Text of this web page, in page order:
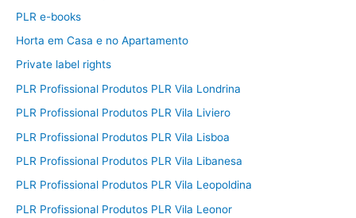
PLR e-books
Horta em Casa e no Apartamento
Private label rights
PLR Profissional Produtos PLR Vila Londrina
PLR Profissional Produtos PLR Vila Liviero
PLR Profissional Produtos PLR Vila Lisboa
PLR Profissional Produtos PLR Vila Libanesa
PLR Profissional Produtos PLR Vila Leopoldina
PLR Profissional Produtos PLR Vila Leonor